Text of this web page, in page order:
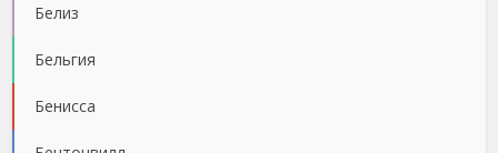
Белиз
Бельгия
Бенисса